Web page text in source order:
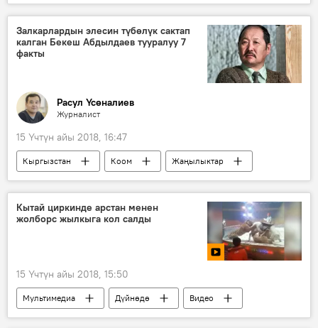
Жаңылыктар
Мультимедиа
жер титирөө
Мемориал
бий
Залкарлардын элесин түбөлүк сактап
калган Бекеш Абдылдаев тууралуу 7
факты
Расул Үсөналиев
Журналист
15 Үчтүн айы 2018, 16:47
Кыргызстан Коом
Жаңылыктар
Маданият
Бекеш Абдылдаев
кино
тасма
факты
Кыргыздын көркөм өнөрү, белгилүү инсандары жөнүндө фактылар
Кытай циркинде арстан менен
жолборс жылкыга кол салды
15 Үчтүн айы 2018, 15:50
Мультимедиа Дүйнөдө
Видео
Видеоклуб
Жаңылыктар
Кытай